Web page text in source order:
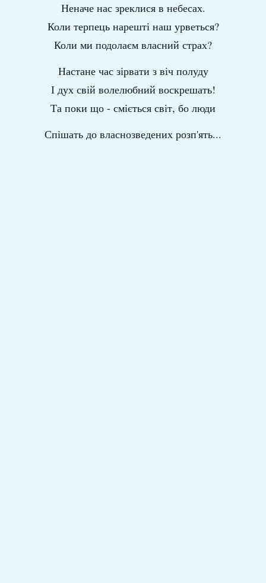
Неначе нас зреклися в небесах.
Коли терпець нарешті наш урветься?
Коли ми подолаєм власний страх?
Настане час зірвати з віч полуду
І дух свій волелюбний воскрешать!
Та поки що - сміється світ, бо люди
Спішать до власнозведених розп'ять...